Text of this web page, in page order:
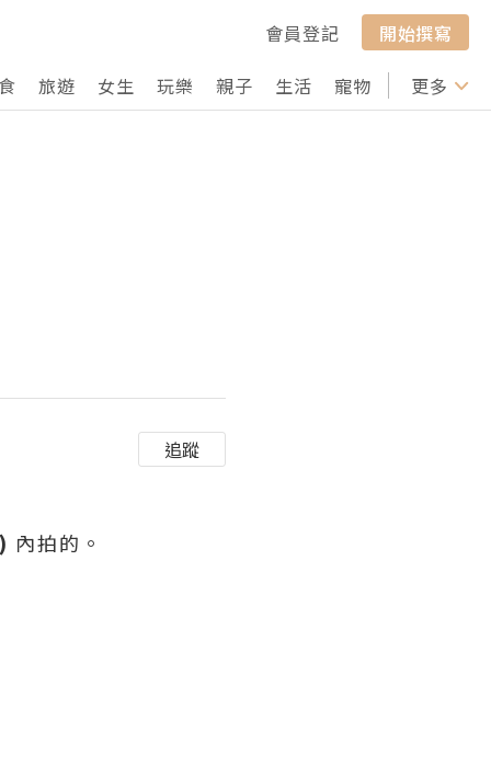
會員登記
開始撰寫
旅遊 女生 玩樂 親子 生活 寵物 行山 打卡
更多
追蹤
內拍的。